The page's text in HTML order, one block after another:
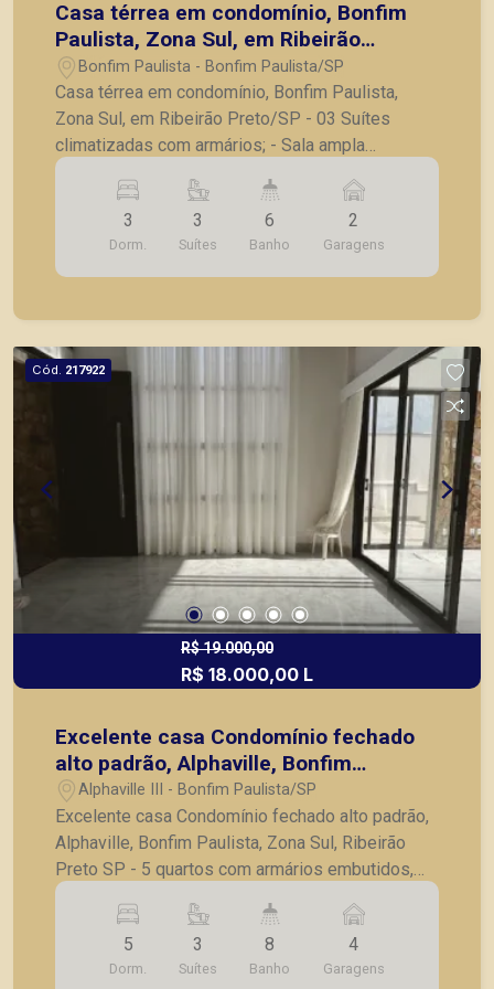
Casa térrea em condomínio, Bonfim
Paulista, Zona Sul, em Ribeirão
Preto/SP
Bonfim Paulista - Bonfim Paulista/SP
Casa térrea em condomínio, Bonfim Paulista,
Zona Sul, em Ribeirão Preto/SP - 03 Suítes
climatizadas com armários; - Sala ampla
climatizada para 02 ambientes; - Lavabo; -
Escritório climatizado com bancada; - Cozinha
planejada; - Despensa; - Lavanderia com armário;
- Dependência de serviço com banheiro; - Espaço
gourmet com pia e gabinete; - Piscina ampla; -
adquirir seu imóvel entre em contato com a
Piramid Imóveis, a sua imobiliária em Ribeirão
3
Dorm.
3
Suítes
6
Banho
2
Garagens
Cód. 217922
R$ 19.000,00
R$ 18.000,00 L
Excelente casa Condomínio fechado
alto padrão, Alphaville, Bonfim
Paulista, Zona Sul, Ribeirão Preto SP
Alphaville III - Bonfim Paulista/SP
Excelente casa Condomínio fechado alto padrão,
Alphaville, Bonfim Paulista, Zona Sul, Ribeirão
Preto SP - 5 quartos com armários embutidos,
persiana e ar condicionado - sendo 3 suítes -
sendo 1 master com closet - sala para 3
ambientes com ar condicionado, persiana -
elevador - lavabo - home office com ar
5
Dorm.
3
Suítes
8
Banho
4
Garagens